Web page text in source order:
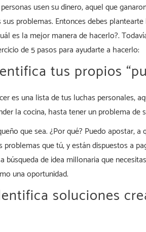
usen su dinero, aquel que
problemas. Entonces debes
es la mejor manera de hacerlo?.
de 5 pasos para ayudarte a hacerlo:
tus propios
es una lista de tus luchas personales,
la cocina, hasta tener un problema de
que sea. ¿Por qué? Puedo apostar,
que tú, y están dispuestos a
búsqueda de idea millonaria que
una oportunidad.
soluciones